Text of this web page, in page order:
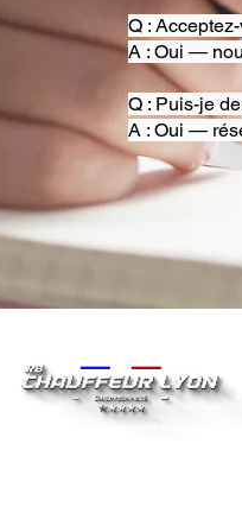
Q :
A : Oui —
Q : Puis-je
A : Oui —